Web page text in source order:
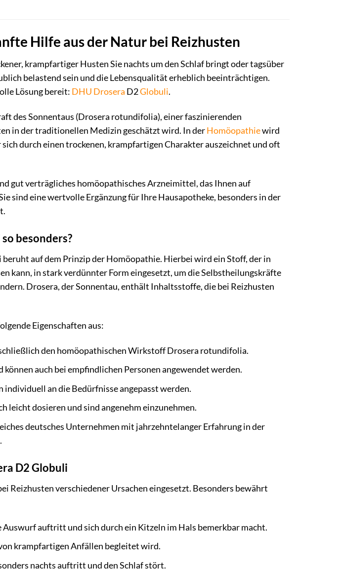
Hilfe aus der Natur bei Reizhusten
krampfartiger Husten Sie nachts um den Schlaf bringt oder tagsüber
belastend sein und die Lebensqualität erheblich beeinträchtigen.
Lösung bereit: DHU Drosera D2Globuli.
des Sonnentaus (Drosera rotundifolia), einer faszinierenden
in der traditionellen Medizin geschätzt wird. In derHomöopathiewird
durch einen trockenen, krampfartigen Charakter auszeichnet und oft
gut verträgliches homöopathisches Arzneimittel, das Ihnen auf
sind eine wertvolle Ergänzung für Ihre Hausapotheke, besonders in der
besonders?
auf dem Prinzip der Homöopathie. Hierbei wird ein Stoff, der in
kann, in stark verdünnter Form eingesetzt, um die Selbstheilungskräfte
Drosera, der Sonnentau, enthält Inhaltsstoffe, die bei Reizhusten
Eigenschaften aus:
den homöopathischen Wirkstoff Drosera rotundifolia.
können auch bei empfindlichen Personen angewendet werden.
individuell an die Bedürfnisse angepasst werden.
leicht dosieren und sind angenehm einzunehmen.
deutsches Unternehmen mit jahrzehntelanger Erfahrung in der
D2 Globuli
Reizhusten verschiedener Ursachen eingesetzt. Besonders bewährt
Auswurf auftritt und sich durch ein Kitzeln im Hals bemerkbar macht.
krampfartigen Anfällen begleitet wird.
nachts auftritt und den Schlaf stört.